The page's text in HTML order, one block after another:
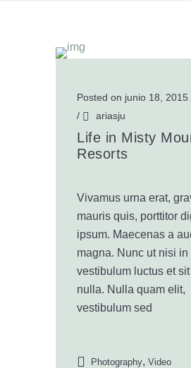
Posted on junio 18, 2015
/
ariasju
Life in Misty
Resorts
Vivamus urna erat,
mauris quis, porttitor
ipsum. Maecenas a
magna. Nunc ut nisi in
vestibulum luctus et
nulla. Nulla quam elit,
vestibulum sed
Photography, Video